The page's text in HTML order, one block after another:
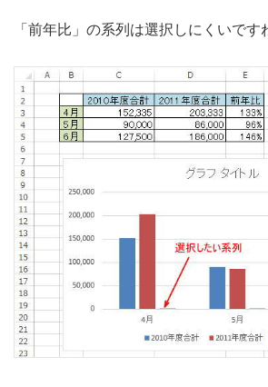
「前年比」の系列は選択しにくいです